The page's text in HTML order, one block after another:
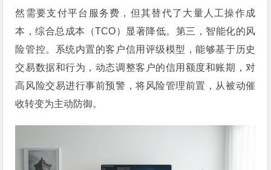
然需要支付平台服务费，但其替代了大量人工操作成
本，综合总成本（TCO）显著降低。第三，智能化的风
险管控。系统内置的客户信用评级模型，能够基于历史
交易数据和行为，动态调整客户的信用额度和账期，对
高风险交易进行事前预警，将风险管理前置，从被动催
收转变为主动防御。